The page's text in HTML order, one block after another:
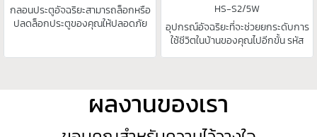
กลอนประตูอัจฉริยะสามารถล็อกหรือ
ปลดล็อกประตูของคุณให้ปลอดภัย
HS-S2/5W
อุปกรณ์อัจฉริยะที่จะช่วยยกระดับการ
ใช้ชีวิตในบ้านของคุณไปอีกขั้น รหัส
HS-S2/5W
ผลงานของเรา